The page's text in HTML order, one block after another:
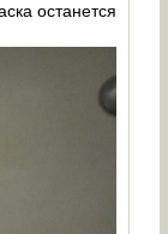
останется